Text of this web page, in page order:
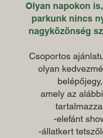
Olyan napokon
parkunk nincs
nagyközönség
Csoportos
olyan
belépőjegy,
amely az
-elefánt
-állatkert